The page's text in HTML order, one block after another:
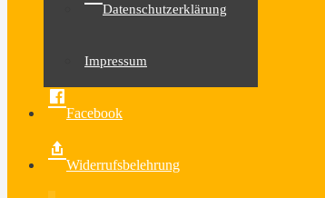
Datenschutzerklärung
Impressum
Facebook
Widerrufsbelehrung